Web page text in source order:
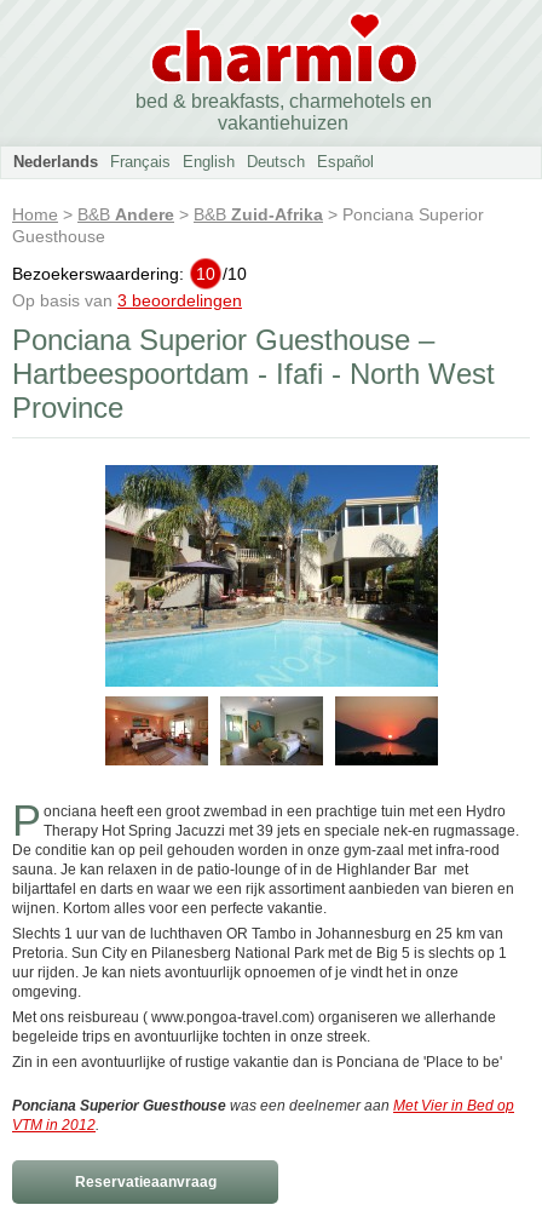
bed & breakfasts, charmehotels en
vakantiehuizen
Nederlands Français English Deutsch Español
Home > B&B Andere > B&B Zuid-Afrika > Ponciana Superior
Guesthouse
Bezoekerswaardering:
10 /10
Op basis van 3 beoordelingen
Ponciana Superior Guesthouse –
Hartbeespoortdam - Ifafi - North West
Province
P onciana heeft een groot zwembad in een prachtige tuin met een Hydro
Therapy Hot Spring Jacuzzi met 39 jets en speciale nek-en rugmassage.
De conditie kan op peil gehouden worden in onze gym-zaal met infra-rood
sauna. Je kan relaxen in de patio-lounge of in de Highlander Bar met
biljarttafel en darts en waar we een rijk assortiment aanbieden van bieren en
wijnen. Kortom alles voor een perfecte vakantie.
Slechts 1 uur van de luchthaven OR Tambo in Johannesburg en 25 km van
Pretoria. Sun City en Pilanesberg National Park met de Big 5 is slechts op 1
uur rijden. Je kan niets avontuurlijk opnoemen of je vindt het in onze
omgeving.
Met ons reisbureau ( www.pongoa-travel.com) organiseren we allerhande
begeleide trips en avontuurlijke tochten in onze streek.
Zin in een avontuurlijke of rustige vakantie dan is Ponciana de 'Place to be'
Ponciana Superior Guesthouse was een deelnemer aan Met Vier in Bed op
VTM in 2012.
Reservatieaanvraag